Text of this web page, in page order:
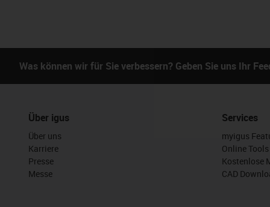
Was können wir für Sie verbessern? Geben Sie uns Ihr
Über igus
Über uns
Karriere
Presse
Messe
Services
myigus
Online Tools
Kostenlose
CAD